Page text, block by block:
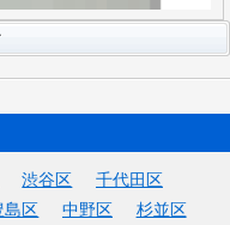
渋谷区
千代田区
島区 中野区
杉並区